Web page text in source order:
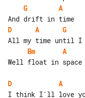
G
A
D
A G
Bm
A
Well float in
D A